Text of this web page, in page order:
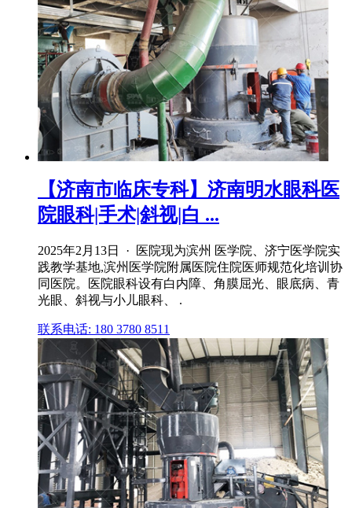
【济南市临床专科】济南明水眼科医
院眼科|手术|斜视|白 ...
2025年2月13日 · 医院现为滨州 医学院、济宁医学院实
践教学基地,滨州医学院附属医院住院医师规范化培训协
同医院。医院眼科设有白内障、角膜屈光、眼底病、青
光眼、斜视与小儿眼科、 .
联系电话: 180 3780 8511